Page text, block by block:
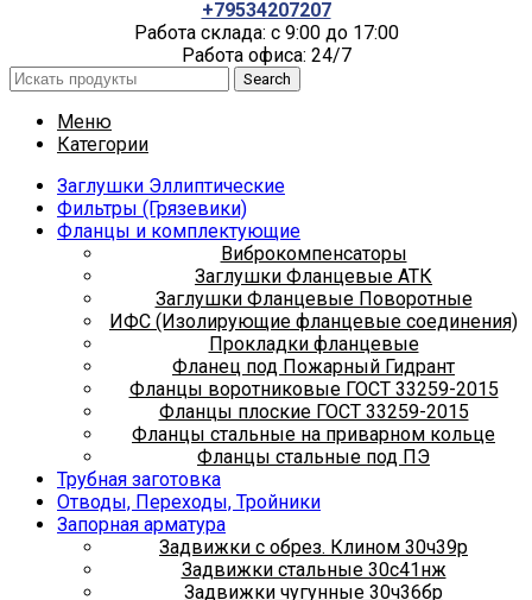
+79534207207
Работа склада: с 9:00 до 17:00
Работа офиса: 24/7
Search
Меню
Категории
Заглушки Эллиптические
Фильтры (Грязевики)
Фланцы и комплектующие
Виброкомпенсаторы
Заглушки Фланцевые АТК
Заглушки Фланцевые Поворотные
ИФС (Изолирующие фланцевые соединения)
Прокладки фланцевые
Фланец под Пожарный Гидрант
Фланцы воротниковые ГОСТ 33259-2015
Фланцы плоские ГОСТ 33259-2015
Фланцы стальные на приварном кольце
Фланцы стальные под ПЭ
Трубная заготовка
Отводы, Переходы, Тройники
Запорная арматура
Задвижки с обрез. Клином 30ч39р
Задвижки стальные 30с41нж
Задвижки чугунные 30ч36бр